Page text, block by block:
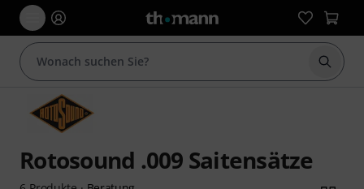
Suche
Rotosound .009 Saitensätze